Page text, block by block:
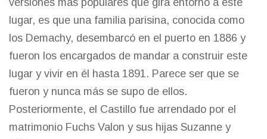
versiones más populares que gira entorno a este
lugar, es que una familia parisina, conocida como
los Demachy, desembarcó en el puerto en 1886 y
fueron los encargados de mandar a construir este
lugar y vivir en él hasta 1891. Parece ser que se
fueron y nunca más se supo de ellos.
Posteriormente, el Castillo fue arrendado por el
matrimonio Fuchs Valon y sus hijas Suzanne y